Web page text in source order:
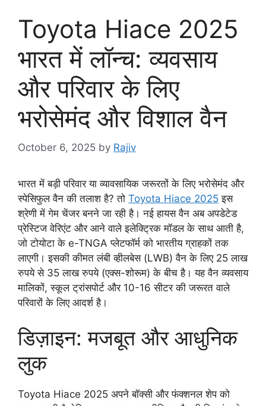
Toyota Hiace 2025
भारत में लॉन्च: व्यवसाय
और परिवार के लिए
भरोसेमंद और विशाल वैन
October 6, 2025 by Rajiv
भारत में बड़ी परिवार या व्यावसायिक जरूरतों के लिए भरोसेमंद और
स्पेसिफुल वैन की तलाश है? तो Toyota Hiace 2025 इस
श्रेणी में गेम चेंजर बनने जा रही है। नई हायस वैन अब अपडेटेड
प्रेस्टिज वेरिएंट और आने वाले इलेक्ट्रिक मॉडल के साथ आती है,
जो टोयोटा के e-TNGA प्लेटफॉर्म को भारतीय ग्राहकों तक
लाएगी। इसकी कीमत लंबी व्हीलबेस (LWB) वैन के लिए 25 लाख
रुपये से 35 लाख रुपये (एक्स-शोरूम) के बीच है। यह वैन व्यवसाय
मालिकों, स्कूल ट्रांसपोर्ट और 10-16 सीटर की जरूरत वाले
परिवारों के लिए आदर्श है।
डिज़ाइन: मजबूत और आधुनिक
लुक
Toyota Hiace 2025 अपने बॉक्सी और फंक्शनल शेप को